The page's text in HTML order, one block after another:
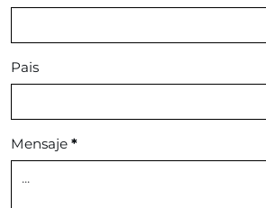
Pais
Mensaje *